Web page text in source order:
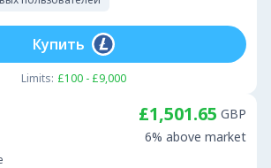
Limits: £100 - £9,000
Купить
£1,501.65 GBP
6% above market